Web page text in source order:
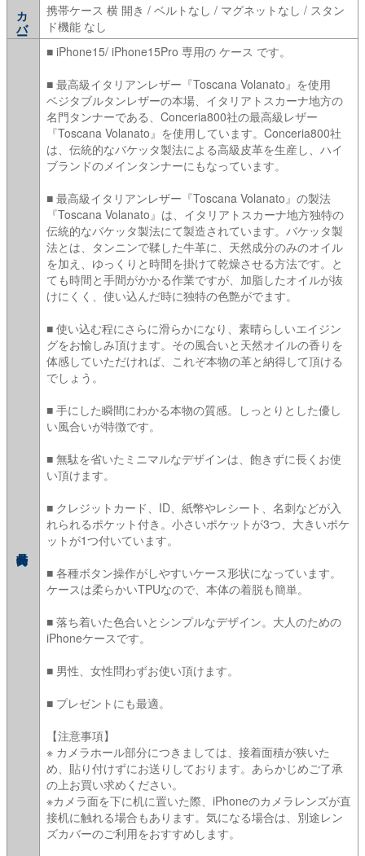
カバー
携帯ケース 横 開き / ベルトなし / マグネットなし / スタン
ド機能 なし
■ iPhone15/ iPhone15Pro 専用の ケース です。
■ 最高級イタリアンレザー『Toscana Volanato』を使用
ベジタブルタンレザーの本場、イタリアトスカーナ地方の
名門タンナーである、Conceria800社の最高級レザー
『Toscana Volanato』を使用しています。Conceria800社
は、伝統的なバケッタ製法による高級皮革を生産し、ハイ
ブランドのメインタンナーにもなっています。
■ 最高級イタリアンレザー『Toscana Volanato』の製法
『Toscana Volanato』は、イタリアトスカーナ地方独特の
伝統的なバケッタ製法にて製造されています。バケッタ製
法とは、タンニンで鞣した牛革に、天然成分のみのオイル
を加え、ゆっくりと時間を掛けて乾燥させる方法です。と
ても時間と手間がかかる作業ですが、加脂したオイルが抜
けにくく、使い込んだ時に独特の色艶がでます。
■ 使い込む程にさらに滑らかになり、素晴らしいエイジン
グをお愉しみ頂けます。その風合いと天然オイルの香りを
体感していただければ、これぞ本物の革と納得して頂ける
でしょう。
■ 手にした瞬間にわかる本物の質感。しっとりとした優し
い風合いが特徴です。
■ 無駄を省いたミニマルなデザインは、飽きずに長くお使
い頂けます。
■ クレジットカード、ID、紙幣やレシート、名刺などが入
れられるポケット付き。小さいポケットが3つ、大きいポケ
ットが1つ付いています。
■ 各種ボタン操作がしやすいケース形状になっています。
ケースは柔らかいTPUなので、本体の着脱も簡単。
■ 落ち着いた色合いとシンプルなデザイン。大人のための
iPhoneケースです。
■ 男性、女性問わずお使い頂けます。
■ プレゼントにも最適。
【注意事項】
※ カメラホール部分につきましては、接着面積が狭いた
め、貼り付けずにお送りしております。あらかじめご了承
の上お買い求めください。
※カメラ面を下に机に置いた際、iPhoneのカメラレンズが直
接机に触れる場合もあります。気になる場合は、別途レン
ズカバーのご利用をおすすめします。